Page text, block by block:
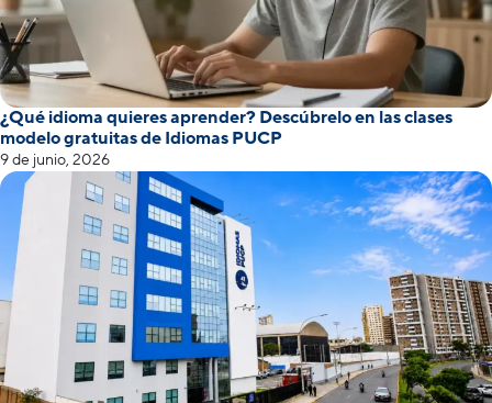
¿Qué idioma quieres aprender? Descúbrelo en las clases
modelo gratuitas de Idiomas PUCP
9 de junio, 2026